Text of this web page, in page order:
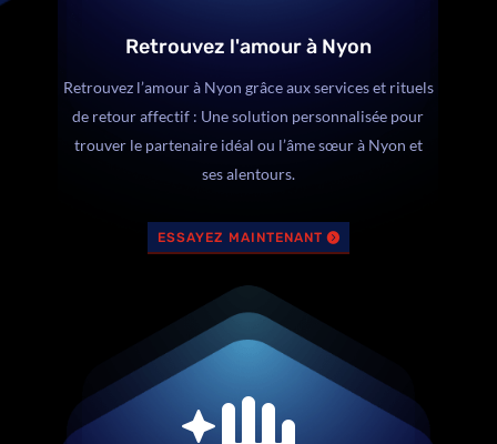
Retrouvez l'amour à Nyon
Retrouvez l’amour à Nyon grâce aux services et rituels
de retour affectif : Une solution personnalisée pour
trouver le partenaire idéal ou l’âme sœur à Nyon et
ses alentours.
ESSAYEZ MAINTENANT